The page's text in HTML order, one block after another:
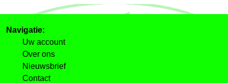
Navigatie:
Uw account
Over ons
Nieuwsbrief
Contact